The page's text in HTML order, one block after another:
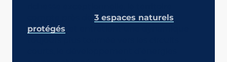
3 espaces naturels
protégés